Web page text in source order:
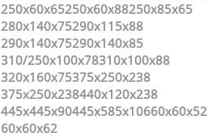
250х60х65250х60х88250х85х65
280х140х75290x115x88
290х140х75290х140х85
310/250x100x78310x100x88
320х160х75375x250x238
375х250х238440x120x238
445x445x90445x585x10660х60х52
60х60х62